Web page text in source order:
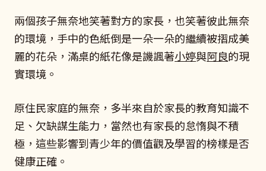
兩個孩子無奈地笑著對方的家長，也笑著彼此無奈
的環境，手中的色紙倒是一朵一朵的繼續被摺成美
麗的花朵，滿桌的紙花像是譏諷著小婷與阿良的現
實環境。
原住民家庭的無奈，多半來自於家長的教育知識不
足、欠缺謀生能力，當然也有家長的怠惰與不積
極，這些影響到青少年的價值觀及學習的榜樣是否
健康正確。